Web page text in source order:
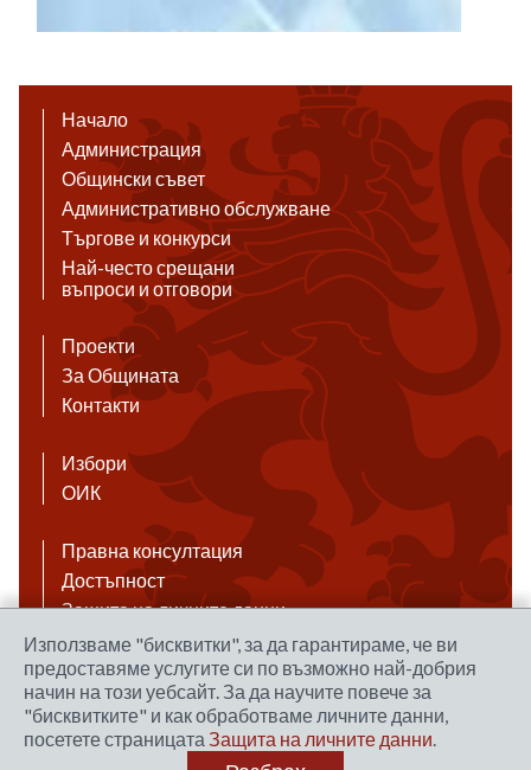
Начало
Администрация
Общински съвет
Административно обслужване
Търгове и конкурси
Най-често срещани
въпроси и отговори
Проекти
За Общината
Контакти
Избори
ОИК
Правна консултация
Достъпност
Защита на личните данни
Антикорупция
Връзки
Правила за ползване на сайта
Използваме "бисквитки", за да гарантираме, че ви
предоставяме услугите си по възможно най-добрия
начин на този уебсайт. За да научите повече за
"бисквитките" и как обработваме личните данни,
посетете страницата Защита на личните данни.